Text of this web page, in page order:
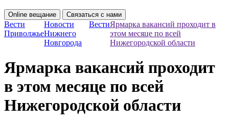
Online вещание Связаться с нами
Вести
Приволжье
Новости
Нижнего
Новгорода
ВестиЯрмарка вакансий проходит в
этом месяце по всей
Нижегородской области
Ярмарка вакансий проходит
в этом месяце по всей
Нижегородской области